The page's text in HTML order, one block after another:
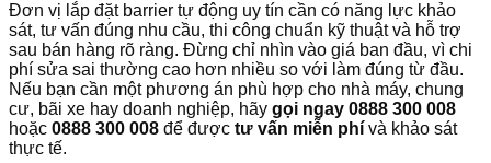
Đơn vị lắp đặt barrier tự động uy tín cần có năng lực khảo
sát, tư vấn đúng nhu cầu, thi công chuẩn kỹ thuật và hỗ trợ
sau bán hàng rõ ràng. Đừng chỉ nhìn vào giá ban đầu, vì chi
phí sửa sai thường cao hơn nhiều so với làm đúng từ đầu.
Nếu bạn cần một phương án phù hợp cho nhà máy, chung
cư, bãi xe hay doanh nghiệp, hãy gọi ngay 0888 300 008
hoặc 0888 300 008 để được tư vấn miễn phí và khảo sát
thực tế.